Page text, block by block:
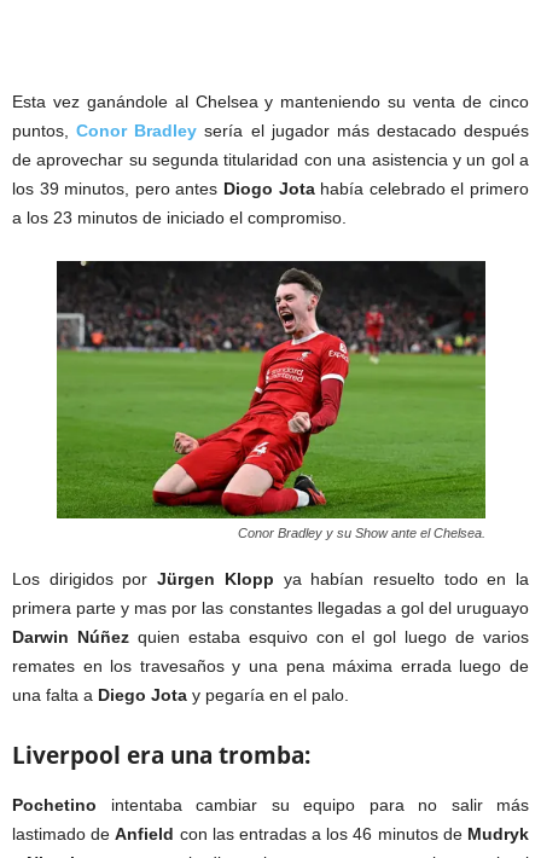
Esta vez ganándole al Chelsea y manteniendo su venta de cinco
puntos,Conor Bradley sería el jugador más destacado después
de aprovechar su segunda titularidad con una asistencia y un gol a
los 39 minutos, pero antes Diogo Jotahabía celebrado el primero
a los 23 minutos de iniciado el compromiso.
Conor Bradley y su Show ante el Chelsea.
Los dirigidos por Jürgen Klopp ya habían resuelto todo en la
primera parte y mas por las constantes llegadas a gol del uruguayo
Darwin Núñezquien estaba esquivo con el gol luego de varios
remates en los travesaños y una pena máxima errada luego de
una falta a Diego Jota y pegaría en el palo.
Liverpool era una tromba:
Pochetino intentaba cambiar su equipo para no salir más
lastimado deAnfield con las entradas a los 46 minutos de Mudryk